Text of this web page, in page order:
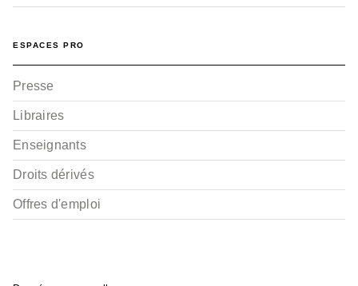
ESPACES PRO
Presse
Libraires
Enseignants
Droits dérivés
Offres d'emploi